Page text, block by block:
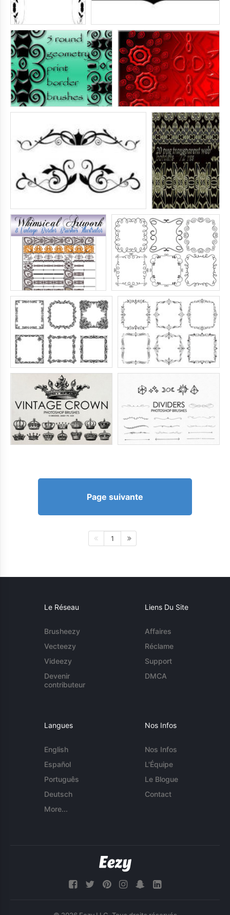
Page suivante
1
Le Réseau
Brusheezy
Vecteezy
Videezy
Devenir
contributeur
Liens Du Site
Affaires
Réclame
Support
DMCA
Langues
English
Español
Português
Deutsch
More...
Nos Infos
Nos Infos
L'Équipe
Le Blogue
Contact